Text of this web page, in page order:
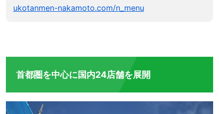
ukotanmen-nakamoto.com/n_menu
首都圏を中心に国内24店舗を展開